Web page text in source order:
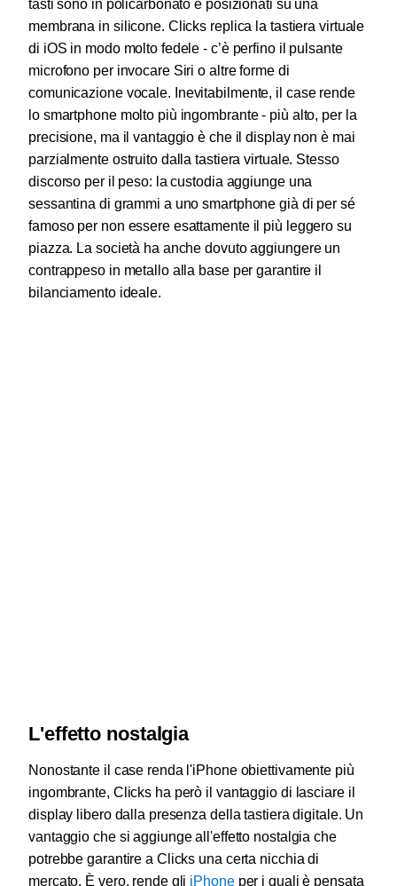
tasti sono in policarbonato e posizionati su una
membrana in silicone. Clicks replica la tastiera virtuale
di iOS in modo molto fedele - c’è perfino il pulsante
microfono per invocare Siri o altre forme di
comunicazione vocale. Inevitabilmente, il case rende
lo smartphone molto più ingombrante - più alto, per la
precisione, ma il vantaggio è che il display non è mai
parzialmente ostruito dalla tastiera virtuale. Stesso
discorso per il peso: la custodia aggiunge una
sessantina di grammi a uno smartphone già di per sé
famoso per non essere esattamente il più leggero su
piazza. La società ha anche dovuto aggiungere un
contrappeso in metallo alla base per garantire il
bilanciamento ideale.
L'effetto nostalgia
Nonostante il case renda l'iPhone obiettivamente più
ingombrante, Clicks ha però il vantaggio di lasciare il
display libero dalla presenza della tastiera digitale. Un
vantaggio che si aggiunge all'effetto nostalgia che
potrebbe garantire a Clicks una certa nicchia di
mercato. È vero, rende gli iPhoneper i quali è pensata